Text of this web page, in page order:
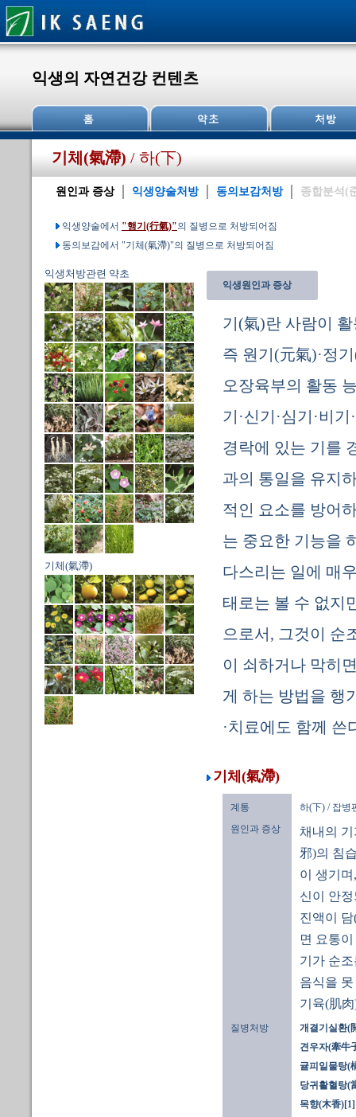
익생의 자연건강 컨텐츠
기체(氣滯) / 하(下)
원인과 증상 익생양술처방 동의보감처방 종합분석(
익생양술에서 "행기(行氣)"의 질병으로 처방되어짐
동의보감에서 "기체(氣滯)"의 질병으로 처방되어짐
익생처방관련 약초
기체(氣滯)
익생원인과 증상
기(氣)란 사람이
즉 원기(元氣)·정
오장육부의 활동
기·신기·심기·비
경락에 있는 기를
과의 통일을 유지
적인 요소를 방어
는 중요한 기능을
다스리는 일에 매
태로는 볼 수 없지
으로서, 그것이 순
이 쇠하거나 막히
게 하는 방법을 행
·치료에도 함께
기체(氣滯)
계통
하(下) / 잡병
원인과 증상
채내의
邪)의 침
이 생기
신이 안
진액이
면 요통
기가 순
음식을
기육(肌
질병처방
개결기실환(
견우자(牽牛
귤피일물탕(
당귀활혈탕(
목향(木香)[1]